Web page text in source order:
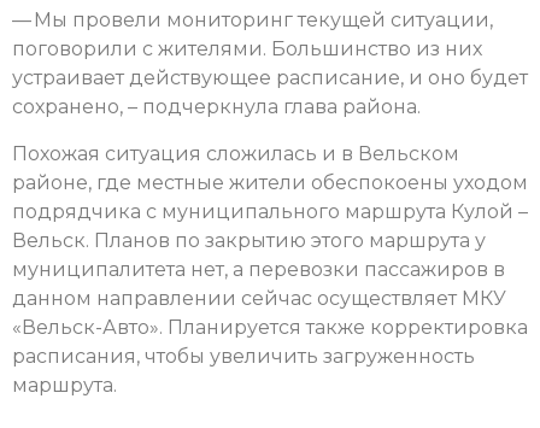
— Мы провели мониторинг текущей ситуации,
поговорили с жителями. Большинство из них
устраивает действующее расписание, и оно будет
сохранено, – подчеркнула глава района.
Похожая ситуация сложилась и в Вельском
районе, где местные жители обеспокоены уходом
подрядчика с муниципального маршрута Кулой –
Вельск. Планов по закрытию этого маршрута у
муниципалитета нет, а перевозки пассажиров в
данном направлении сейчас осуществляет МКУ
«Вельск-Авто». Планируется также корректировка
расписания, чтобы увеличить загруженность
маршрута.